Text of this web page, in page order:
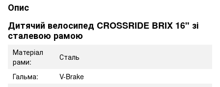
Опис
Дитячий велосипед CROSSRIDE BRIX 16" зі
сталевою рамою
Матеріал
рами:
Сталь
Гальма:
V-Brake